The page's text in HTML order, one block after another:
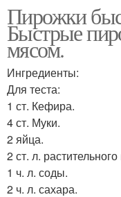
Ленивые
Пирожки в духовке
Пирожки на
Пирожки
Быстрые
мясом.
Ингредиенты:
Для теста:
1 ст. Кефира.
4 ст. Муки.
2 яйца.
2 ст. л.
1 ч. л. соды.
2 ч. л. сахара.